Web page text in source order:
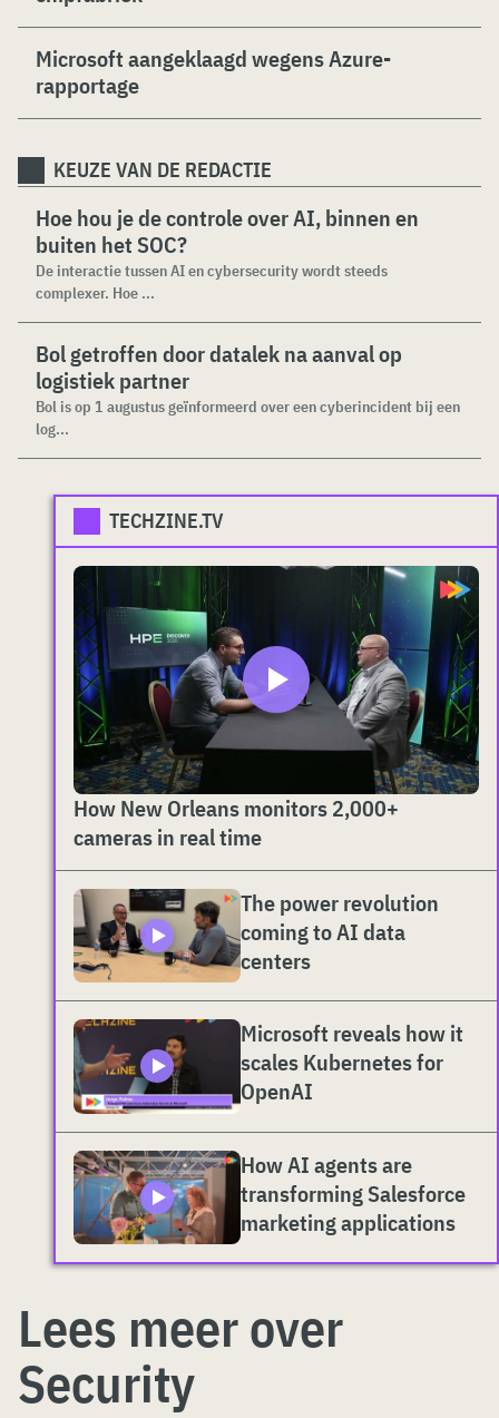
Microsoft aangeklaagd wegens Azure-
rapportage
KEUZE VAN DE REDACTIE
Hoe hou je de controle over AI, binnen en
buiten het SOC?
De interactie tussen AI en cybersecurity wordt steeds
complexer. Hoe ...
Bol getroffen door datalek na aanval op
logistiek partner
Bol is op 1 augustus geïnformeerd over een cyberincident bij een
log...
TECHZINE.TV
How New Orleans monitors 2,000+
cameras in real time
The power revolution
coming to AI data
centers
Microsoft reveals how it
scales Kubernetes for
OpenAI
How AI agents are
transforming Salesforce
marketing applications
Lees meer over
Security